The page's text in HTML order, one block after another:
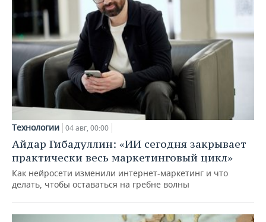
Технологии 04 авг, 00:00
Айдар Гибадуллин: «ИИ сегодня закрывает
практически весь маркетинговый цикл»
Как нейросети изменили интернет-маркетинг и что
делать, чтобы оставаться на гребне волны